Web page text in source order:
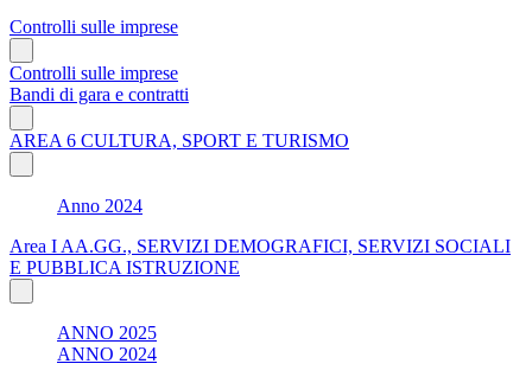
Controlli sulle imprese
Controlli sulle imprese
Bandi di gara e contratti
AREA 6 CULTURA, SPORT E TURISMO
Anno 2024
Area I AA.GG., SERVIZI DEMOGRAFICI, SERVIZI SOCIALI
E PUBBLICA ISTRUZIONE
ANNO 2025
ANNO 2024